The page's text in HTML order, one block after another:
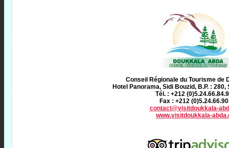
Conseil Régionale du Tourisme de
Hotel Panorama, Sidi Bouzid, B.P. : 280,
Tél. : +212
Fax : +212
contact@visitdoukkala-
www.visitdoukkala-